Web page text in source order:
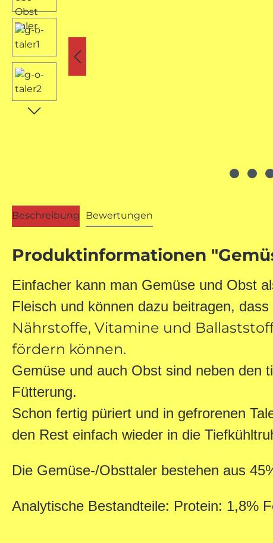
Beschreibung Bewertungen
Produktinformationen
Einfacher kann man Gemüse und Obst
Fleisch und können dazu beitragen,
Nährstoffe, Vitamine und
fördern können.
Gemüse und auch Obst sind neben den
Fütterung.
Schon fertig püriert und in gefrorenen
den Rest einfach wieder in die
Die Gemüse-/Obsttaler bestehen aus
Analytische Bestandteile: Protein: 1,8%